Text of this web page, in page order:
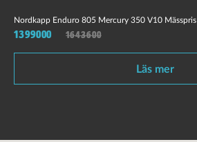
Nordkapp Enduro 805 Mercury 350 V10 Mässpris
1399000 1643600
Läs mer